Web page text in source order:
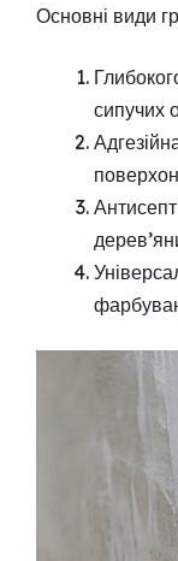
Основні види
сипучих